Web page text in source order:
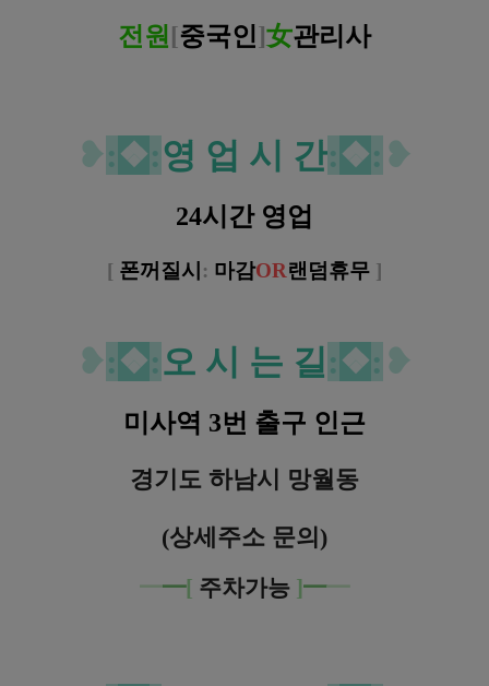
전원 [중국인]女관리사
❥:❖:영 업 시 간:❖: ❥
24시간 영업
[ 폰꺼질시 : 마감OR랜덤휴무 ]
❥:❖:오 시 는 길:❖: ❥
미사역 3번 출구 인근
경기도 하남시 망월동
(상세주소 문의)
━━[ 주차가능 ]━━